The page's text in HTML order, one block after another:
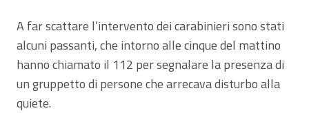
A far scattare l’intervento dei carabinieri sono stati
alcuni passanti, che intorno alle cinque del mattino
hanno chiamato il 112 per segnalare la presenza di
un gruppetto di persone che arrecava disturbo alla
quiete.